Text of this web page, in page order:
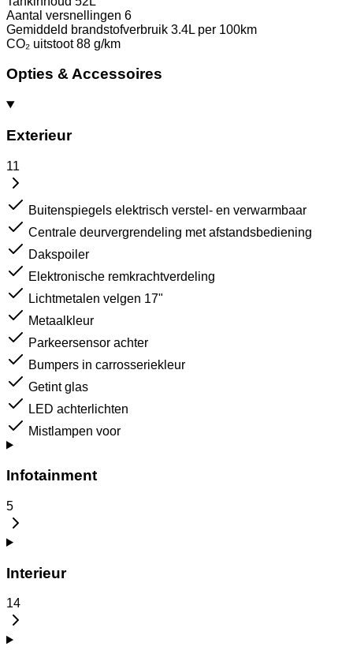
Aantal versnellingen 6
Gemiddeld brandstofverbruik 3.4L per 100km
CO₂ uitstoot 88 g/km
Opties & Accessoires
Exterieur
11
Buitenspiegels elektrisch verstel- en verwarmbaar
Centrale deurvergrendeling met afstandsbediening
Dakspoiler
Elektronische remkrachtverdeling
Lichtmetalen velgen 17"
Metaalkleur
Parkeersensor achter
Bumpers in carrosseriekleur
Getint glas
LED achterlichten
Mistlampen voor
Infotainment
5
Interieur
14